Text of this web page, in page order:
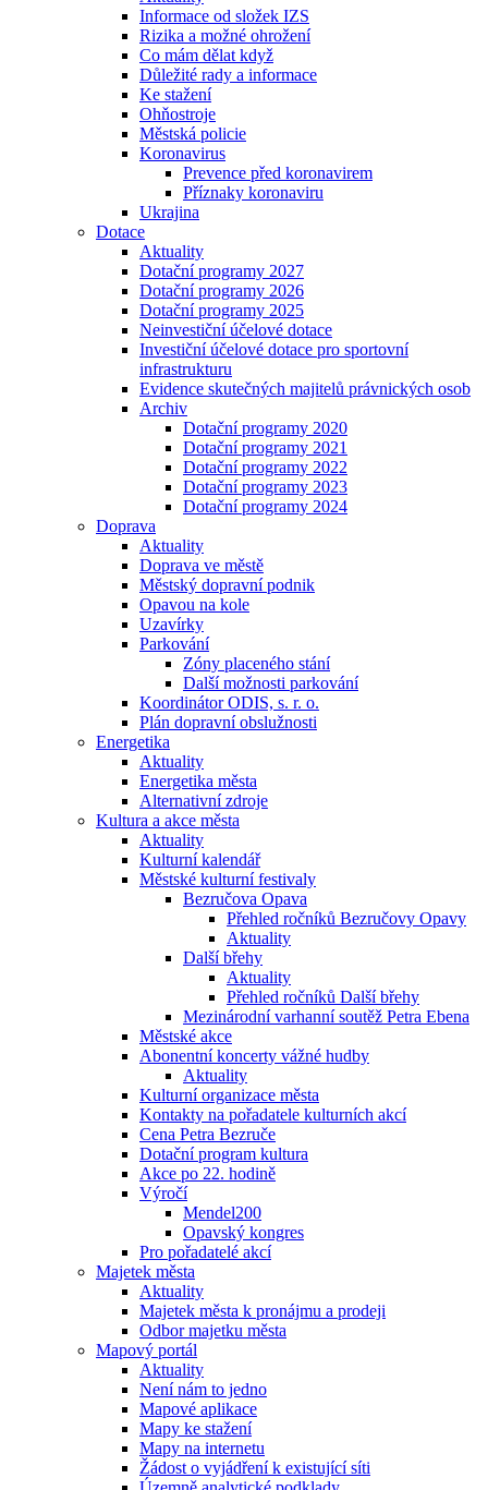
Informace od složek IZS
Rizika a možné ohrožení
Co mám dělat když
Důležité rady a informace
Ke stažení
Ohňostroje
Městská policie
Koronavirus
Prevence před koronavirem
Příznaky koronaviru
Ukrajina
Dotace
Aktuality
Dotační programy 2027
Dotační programy 2026
Dotační programy 2025
Neinvestiční účelové dotace
Investiční účelové dotace pro sportovní
infrastrukturu
Evidence skutečných majitelů právnických osob
Archiv
Dotační programy 2020
Dotační programy 2021
Dotační programy 2022
Dotační programy 2023
Dotační programy 2024
Doprava
Aktuality
Doprava ve městě
Městský dopravní podnik
Opavou na kole
Uzavírky
Parkování
Zóny placeného stání
Další možnosti parkování
Koordinátor ODIS, s. r. o.
Plán dopravní obslužnosti
Energetika
Aktuality
Energetika města
Alternativní zdroje
Kultura a akce města
Aktuality
Kulturní kalendář
Městské kulturní festivaly
Bezručova Opava
Přehled ročníků Bezručovy Opavy
Aktuality
Další břehy
Aktuality
Přehled ročníků Další břehy
Mezinárodní varhanní soutěž Petra Ebena
Městské akce
Abonentní koncerty vážné hudby
Aktuality
Kulturní organizace města
Kontakty na pořadatele kulturních akcí
Cena Petra Bezruče
Dotační program kultura
Akce po 22. hodině
Výročí
Mendel200
Opavský kongres
Pro pořadatelé akcí
Majetek města
Aktuality
Majetek města k pronájmu a prodeji
Odbor majetku města
Mapový portál
Aktuality
Není nám to jedno
Mapové aplikace
Mapy ke stažení
Mapy na internetu
Žádost o vyjádření k existující síti